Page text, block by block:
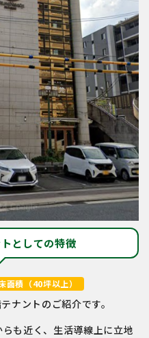
としての特徴
面積（40坪以上）
ナントのご紹介です。
も近く、生活導線上に立地